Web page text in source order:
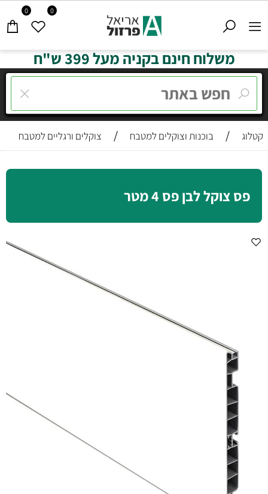
0 0
משלוח חינם בקניה מעל 399 ש"ח
קטלוג / בוכנות וצוקלים למטבח / צוקלים ורגליים למטבח
פס צוקל לבן פס 4 מטר